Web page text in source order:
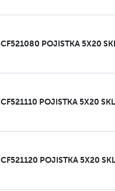
CF521080 POJISTKA 5X20
CF521110 POJISTKA 5X20
CF521120 POJISTKA 5X20